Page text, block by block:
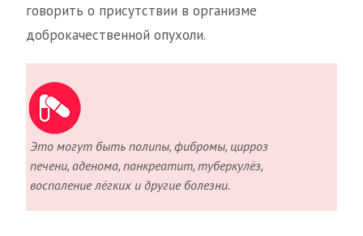
говорить о присутствии в организме
доброкачественной опухоли.
Это могут быть полипы, фибромы, цирроз
печени, аденома, панкреатит, туберкулёз,
воспаление лёгких и другие болезни.